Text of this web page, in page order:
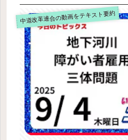
中道改革連合の動画をテキスト要約